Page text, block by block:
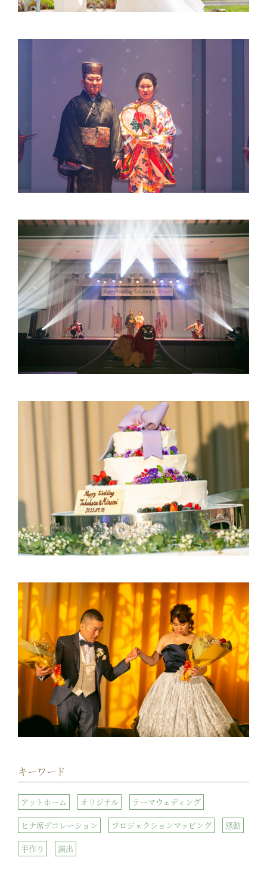
キーワード
アットホーム オリジナル テーマウェディング
ヒナ席デコレーション プロジェクションマッピング 感動
手作り 演出